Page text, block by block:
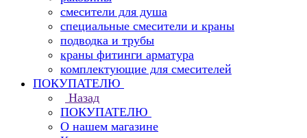
смесители для душа
специальные смесители и краны
подводка и трубы
краны фитинги арматура
комплектующие для смесителей
ПОКУПАТЕЛЮ
Назад
ПОКУПАТЕЛЮ
О нашем магазине